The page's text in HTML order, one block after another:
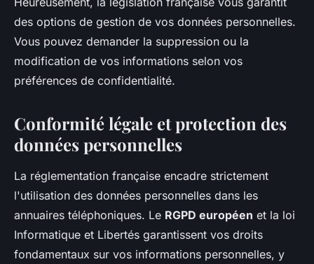
des options de gestion de vos données personnelles.
Vous pouvez demander la suppression ou la
modification de vos informations selon vos
préférences de confidentialité.
Conformité légale et protection des
données personnelles
La réglementation française encadre strictement
l'utilisation des données personnelles dans les
annuaires téléphoniques. Le RGPD européen et la loi
Informatique et Libertés garantissent vos droits
fondamentaux sur vos informations personnelles, y